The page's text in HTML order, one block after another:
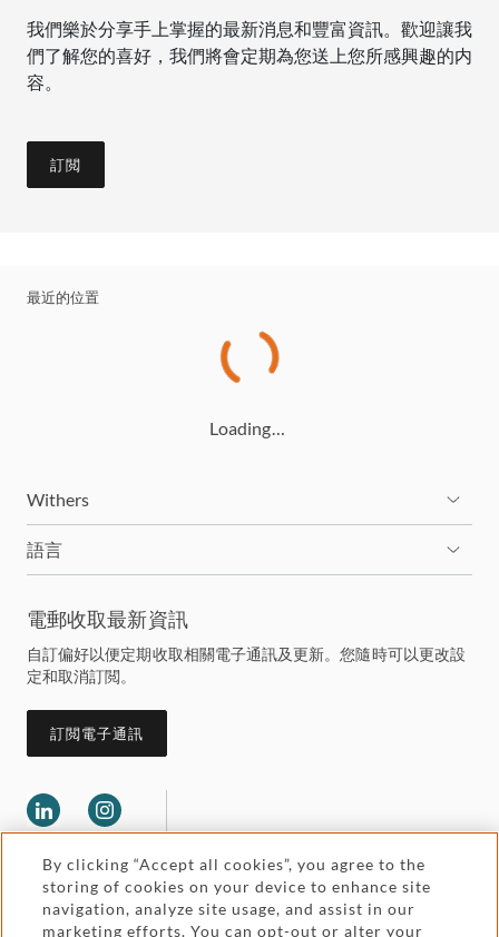
我們樂於分享手上掌握的最新消息和豐富資訊。歡迎讓我
們了解您的喜好，我們將會定期為您送上您所感興趣的内
容。
訂閲
最近的位置
Loading…
Withers
語言
電郵收取最新資訊
自訂偏好以便定期收取相關電子通訊及更新。您隨時可以更改設
定和取消訂閲。
訂閲電子通訊
By clicking “Accept all cookies”, you agree to the
storing of cookies on your device to enhance site
navigation, analyze site usage, and assist in our
marketing efforts. You can opt-out or alter your